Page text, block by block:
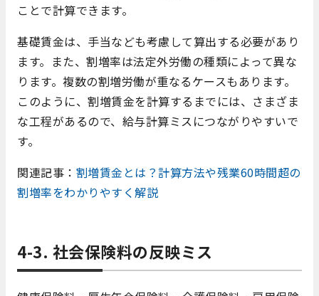
ことで計算できます。
基礎賃金は、手当なども考慮して算出する必要があり
ます。また、割増率は法定外労働の種類によって異な
ります。複数の割増労働が重なるケースもあります。
このように、割増賃金を計算するまでには、さまざま
な工程があるので、給与計算ミスにつながりやすいで
す。
関連記事： 割増賃金とは？計算方法や残業60時間超の
割増率をわかりやすく解説
4-3. 社会保険料の反映ミス